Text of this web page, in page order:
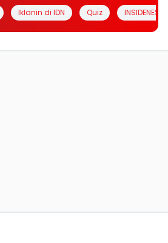
Iklanin di IDN Quiz INSIDENESIA